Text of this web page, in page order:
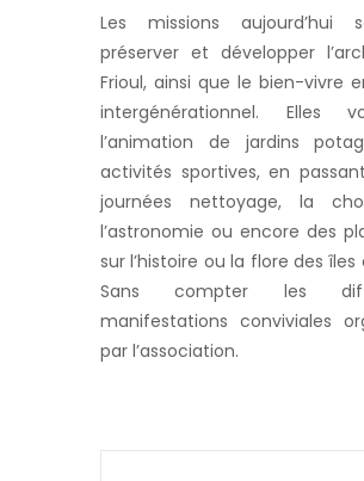
Les missions aujourd’hui
préserver et développer
Frioul, ainsi que le bien-vivre
intergénérationnel. Elles
l’animation de jardins
activités sportives, en
journées nettoyage, la
l’astronomie ou encore des
sur l’histoire ou la flore des îles
Sans compter les
manifestations conviviales
par l’association.